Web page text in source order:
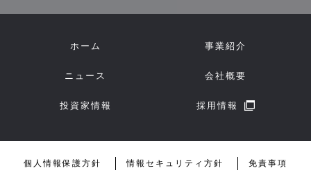
ホーム 事業紹介
ニュース 会社概要
投資家情報 採用情報
個人情報保護方針 情報セキュリティ方針 免責事項